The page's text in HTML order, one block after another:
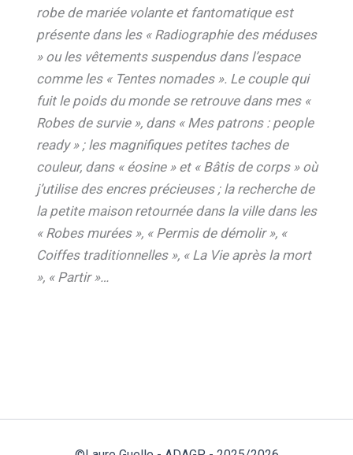
robe de mariée volante et fantomatique est
présente dans les « Radiographie des méduses
» ou les vêtements suspendus dans l’espace
comme les « Tentes nomades ». Le couple qui
fuit le poids du monde se retrouve dans mes «
Robes de survie », dans « Mes patrons : people
ready » ; les magnifiques petites taches de
couleur, dans « éosine » et « Bâtis de corps » où
j’utilise des encres précieuses ; la recherche de
la petite maison retournée dans la ville dans les
« Robes murées », « Permis de démolir », «
Coiffes traditionnelles », « La Vie après la mort
», « Partir »…